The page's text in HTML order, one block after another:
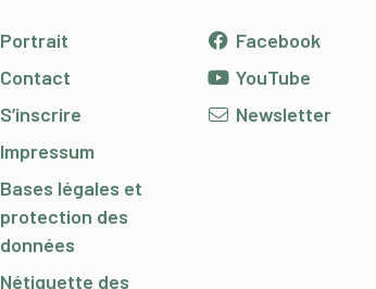
Portrait
Contact
S’inscrire
Impressum
Bases légales et
protection des
données
Nétiquette des
Facebook
YouTube
Newsletter